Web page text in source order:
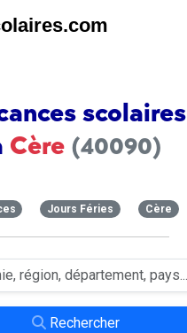
scolaires
Cère (40090)
Jours Féries Cère
Rechercher